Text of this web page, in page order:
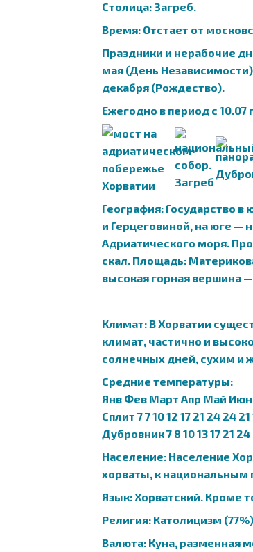
Столица: Загреб.
Время: Отстает от
Праздники и нерабочие
мая (День
декабря (Рождество).
Ежегодно в период с
География: Государство
и Герцеговиной, на юге —
Адриатического моря.
скал. Площадь:
высокая горная вершина
Климат: В Хорватии
климат, частично и
солнечных дней, сухим и
Средние температуры:
Янв Фев Март Апр Май
Сплит 7 7 10 12 17 21 24 24 21
Дубровник 7 8 10 13 17 21 24
Население: Население
хорваты, к национальным
Язык: Хорватский. Кроме
Религия: Католицизм
Валюта: Куна, разменная